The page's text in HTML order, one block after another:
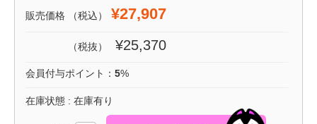
販売価格 （税込） ¥27,907
（税抜） ¥25,370
会員付与ポイント： 5%
在庫状態 : 在庫有り